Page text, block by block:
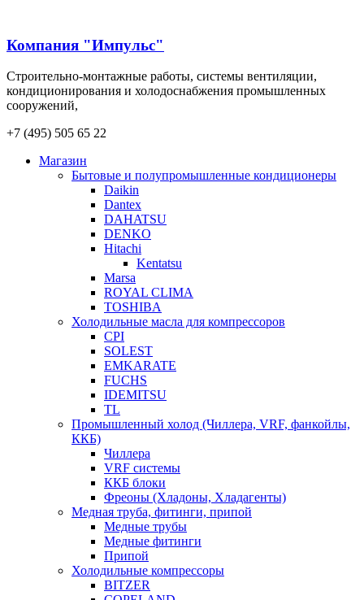
Компания "Импульс"
Строительно-монтажные работы, системы вентиляции,
кондиционирования и холодоснабжения промышленных
сооружений,
+7 (495) 505 65 22
Магазин
Бытовые и полупромышленные кондиционеры
Daikin
Dantex
DAHATSU
DENKO
Hitachi
Kentatsu
Marsa
ROYAL CLIMA
TOSHIBA
Холодильные масла для компрессоров
CPI
SOLEST
EMKARATE
FUCHS
IDEMITSU
TL
Промышленный холод (Чиллера, VRF, фанкойлы,
ККБ)
Чиллера
VRF системы
ККБ блоки
Фреоны (Хладоны, Хладагенты)
Медная труба, фитинги, припой
Медные трубы
Медные фитинги
Припой
Холодильные компрессоры
BITZER